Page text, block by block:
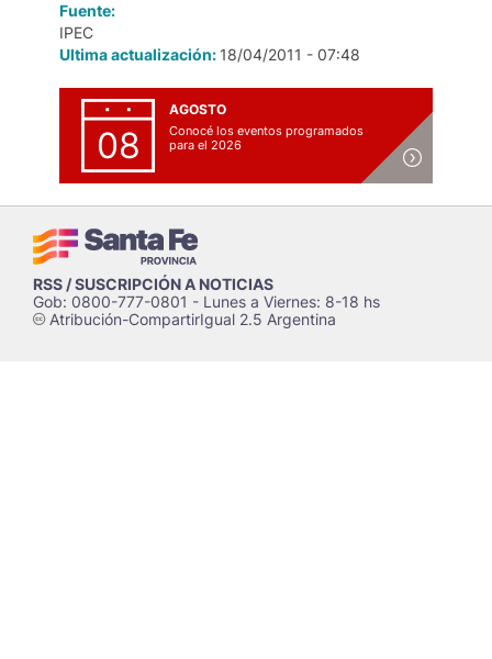
Fuente:
IPEC
Ultima actualización: 18/04/2011 - 07:48
08
AGOSTO
Conocé los eventos programados
para el 2026
RSS / SUSCRIPCIÓN A NOTICIAS
Gob: 0800-777-0801 - Lunes a Viernes: 8-18 hs
cAtribución-CompartirIgual 2.5 Argentina